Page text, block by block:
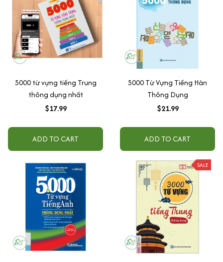
5000 từ vựng tiếng Trung
thông dụng nhất
$17.99
ADD TO CART
5000 Từ Vựng Tiếng Hàn
Thông Dụng
$21.99
ADD TO CART
SALE